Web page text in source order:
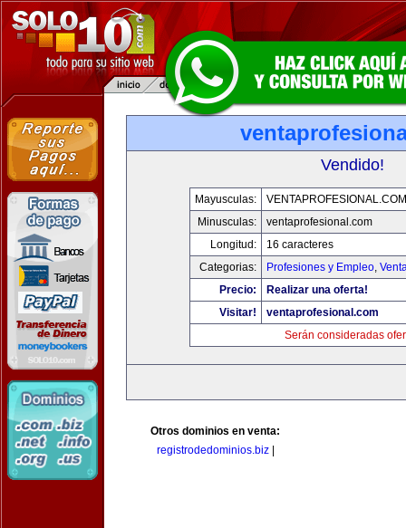
Vendido!
Mayusculas:
VENTAPROFESIONAL.COM
Minusculas:
ventaprofesional.com
Longitud:
16 caracteres
Categorias:
Profesiones y Empleo,
Precio:
Realizar una oferta!
Visitar!
ventaprofesional.com
Serán consideradas
Otros dominios en venta:
registrodedominios.biz|